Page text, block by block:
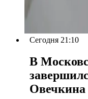
Сегодня 21:10
В
Овечкина